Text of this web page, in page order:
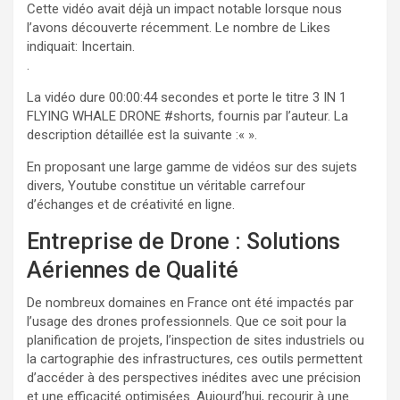
Cette vidéo avait déjà un impact notable lorsque nous
l’avons découverte récemment. Le nombre de Likes
indiquait: Incertain.
.
La vidéo dure 00:00:44 secondes et porte le titre 3 IN 1
FLYING WHALE DRONE #shorts, fournis par l’auteur. La
description détaillée est la suivante :« ».
En proposant une large gamme de vidéos sur des sujets
divers, Youtube constitue un véritable carrefour
d’échanges et de créativité en ligne.
Entreprise de Drone : Solutions
Aériennes de Qualité
De nombreux domaines en France ont été impactés par
l’usage des drones professionnels. Que ce soit pour la
planification de projets, l’inspection de sites industriels ou
la cartographie des infrastructures, ces outils permettent
d’accéder à des perspectives inédites avec une précision